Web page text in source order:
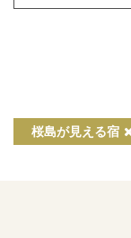
桜島が見える宿